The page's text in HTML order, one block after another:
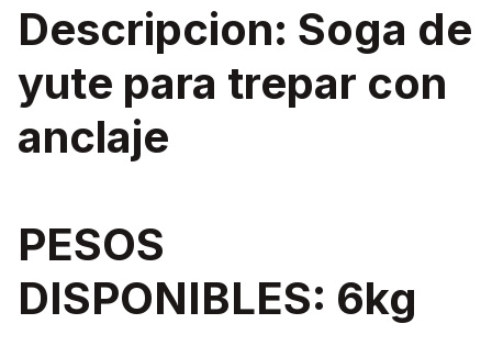
Descripcion: Soga de
yute para trepar con
anclaje
PESOS
DISPONIBLES: 6kg